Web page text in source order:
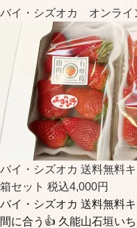
バイ・シズオカ オンライ
バイ・シズオカ 送料無料
箱セット 税込4,000円
バイ・シズオカ 送料無料
間に合う👍 久能山石垣い